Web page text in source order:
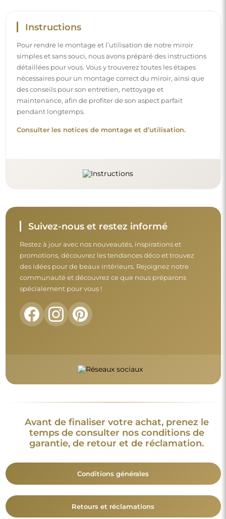
Instructions
Pour rendre le montage et l’utilisation de notre miroir
simples et sans souci, nous avons préparé des instructions
détaillées pour vous. Vous y trouverez toutes les étapes
nécessaires pour un montage correct du miroir, ainsi que
des conseils pour son entretien, nettoyage et
maintenance, afin de profiter de son aspect parfait
pendant longtemps.
Consulter les notices de montage et d’utilisation.
Suivez-nous et restez informé
Restez à jour avec nos nouveautés, inspirations et
promotions, découvrez les tendances déco et trouvez
des idées pour de beaux intérieurs. Rejoignez notre
communauté et découvrez ce que nous préparons
spécialement pour vous !
Avant de finaliser votre achat, prenez le
temps de consulter nos conditions de
garantie, de retour et de réclamation.
Conditions générales
Retours et réclamations